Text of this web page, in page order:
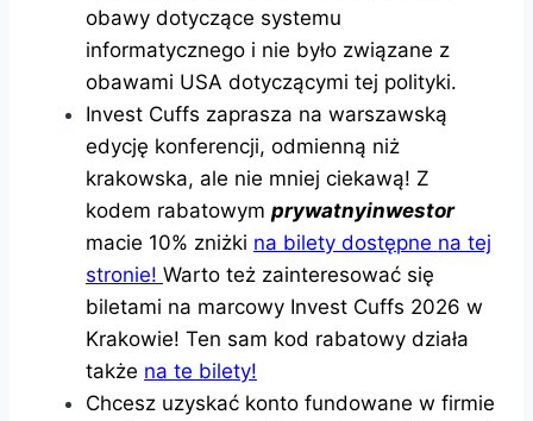
obawy dotyczące systemu
informatycznego i nie było związane z
obawami USA dotyczącymi tej polityki.
Invest Cuffs zaprasza na warszawską
edycję konferencji, odmienną niż
krakowska, ale nie mniej ciekawą! Z
kodem rabatowym prywatnyinwestor
macie 10% zniżki na bilety dostępne na tej
stronie! Warto też zainteresować się
biletami na marcowy Invest Cuffs 2026 w
Krakowie! Ten sam kod rabatowy działa
także na te bilety!
Chcesz uzyskać konto fundowane w firmie